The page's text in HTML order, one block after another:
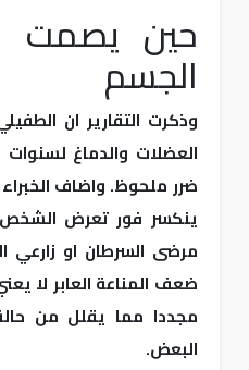
حين يصمت
الجسم
وذكرت التقارير ان
العضلات والدماغ
ضرر ملحوظ. واضاف
ينكسر فور تعرض
مرضى السرطان او زارعي
ضعف المناعة العابر لا
مجددا مما يقلل من
البعض.